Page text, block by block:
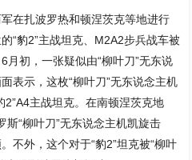
在扎波罗热和顿涅茨克等地进行
“豹2”主战坦克、M2A2步兵战车被
月初，一张疑似由“柳叶刀”无东说
表示，这枚“柳叶刀”无东说念主机
2”A4主战坦克。在南顿涅茨克地
斯“柳叶刀”无东说念主机凯旋击
不外，这个对于“豹2”坦克被“柳叶